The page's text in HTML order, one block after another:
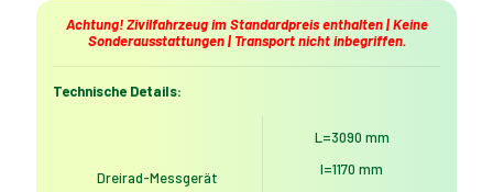
Achtung! Zivilfahrzeug im Standardpreis enthalten | Keine
Sonderausstattungen | Transport nicht inbegriffen.
Technische Details:
Dreirad-Messgerät
L=3090 mm
l=1170 mm